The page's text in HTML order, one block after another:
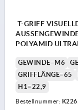
T-GRIFF
POLYAMID
GEWINDE=M6
GRIFFLÄNGE=65
H1=22,9
Bestellnummer: